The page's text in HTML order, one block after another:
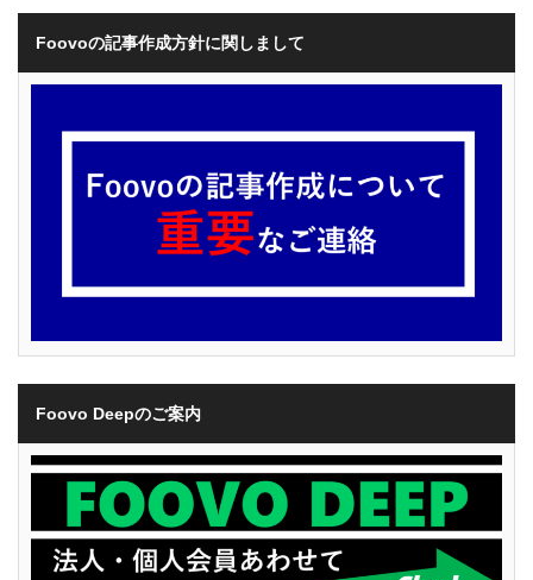
Foovoの記事作成方針に関しまして
Foovo Deepのご案内